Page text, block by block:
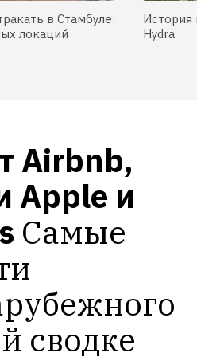
в Стамбуле:
локаций
История
Hydra
Airbnb,
Apple и
Самые
сводке